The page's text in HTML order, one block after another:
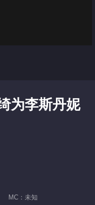
为李斯丹妮
MC：未知